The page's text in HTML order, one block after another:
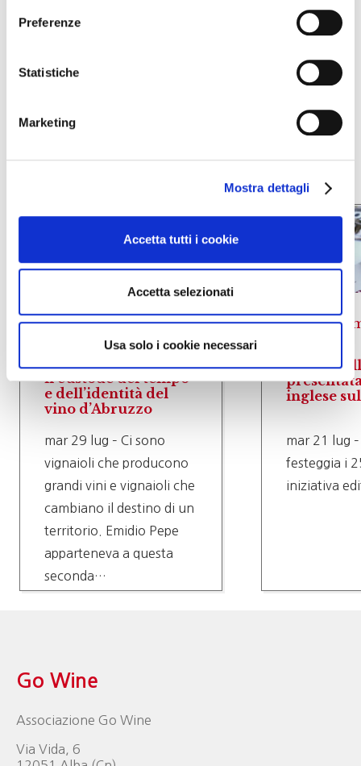
Preferenze
Statistiche
Marketing
Mostra dettagli
Accetta tutti i cookie
Accetta selezionati
Usa solo i cookie necessari
Altre news dal
mondo del vino
News mondo del
vino
il custode del tempo
e dell’identità del
vino d’Abruzzo
mar 29 lug – Ci sono
vignaioli che producono
grandi vini e vignaioli che
cambiano il destino di un
territorio. Emidio Pepe
apparteneva a questa
seconda…
News
Dal
inglese
mar 21 lug
festeggia i
iniziativa
Go Wine
Associazione Go Wine
Via Vida, 6